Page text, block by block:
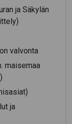
ja Säkylän
valvonta
maisemaa
ja